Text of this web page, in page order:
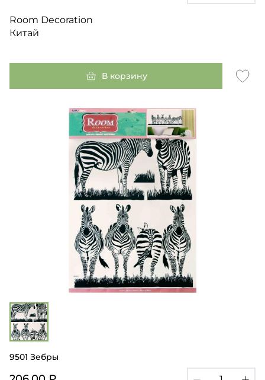
Room Decoration
Китай
В корзину
9501 Зебры